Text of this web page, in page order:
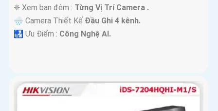
❈ Xem ban đêm : Từng Vị Trí Camera .
🌧️ Camera Thiết Kế Đầu Ghi 4 kênh.
️🛃 Ưu Điểm : Công Nghệ AI.